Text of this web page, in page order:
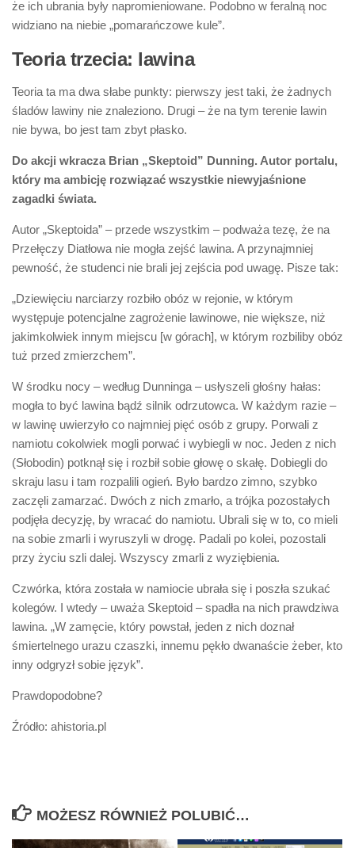
że ich ubrania były napromieniowane. Podobno w feralną noc
widziano na niebie „pomarańczowe kule”.
Teoria trzecia: lawina
Teoria ta ma dwa słabe punkty: pierwszy jest taki, że żadnych
śladów lawiny nie znaleziono. Drugi – że na tym terenie lawin
nie bywa, bo jest tam zbyt płasko.
Do akcji wkracza Brian „Skeptoid” Dunning. Autor portalu,
który ma ambicję rozwiązać wszystkie niewyjaśnione
zagadki świata.
Autor „Skeptoida” – przede wszystkim – podważa tezę, że na
Przełęczy Diatłowa nie mogła zejść lawina. A przynajmniej
pewność, że studenci nie brali jej zejścia pod uwagę. Pisze tak:
„Dziewięciu narciarzy rozbiło obóz w rejonie, w którym
występuje potencjalne zagrożenie lawinowe, nie większe, niż
jakimkolwiek innym miejscu [w górach], w którym rozbiliby obóz
tuż przed zmierzchem”.
W środku nocy – według Dunninga – usłyszeli głośny hałas:
mogła to być lawina bądź silnik odrzutowca. W każdym razie –
w lawinę uwierzyło co najmniej pięć osób z grupy. Porwali z
namiotu cokolwiek mogli porwać i wybiegli w noc. Jeden z nich
(Słobodin) potknął się i rozbił sobie głowę o skałę. Dobiegli do
skraju lasu i tam rozpalili ogień. Było bardzo zimno, szybko
zaczęli zamarzać. Dwóch z nich zmarło, a trójka pozostałych
podjęła decyzję, by wracać do namiotu. Ubrali się w to, co mieli
na sobie zmarli i wyruszyli w drogę. Padali po kolei, pozostali
przy życiu szli dalej. Wszyscy zmarli z wyziębienia.
Czwórka, która została w namiocie ubrała się i poszła szukać
kolegów. I wtedy – uważa Skeptoid – spadła na nich prawdziwa
lawina. „W zamęcie, który powstał, jeden z nich doznał
śmiertelnego urazu czaszki, innemu pękło dwanaście żeber, kto
inny odgryzł sobie język”.
Prawdopodobne?
Źródło: ahistoria.pl
MOŻESZ RÓWNIEŻ POLUBIĆ…